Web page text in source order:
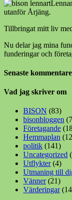
utanför Årjäng.
Tillbringat mitt liv
Nu delar jag mina
funderingar och
Senaste
Vad jag skriver om
BISON (83)
bisonbloggen
Företagande
Hemmaplan
politik (141)
Uncategorized
Utflykter(4)
Utmaning till
Vänner(21)
Värderingar